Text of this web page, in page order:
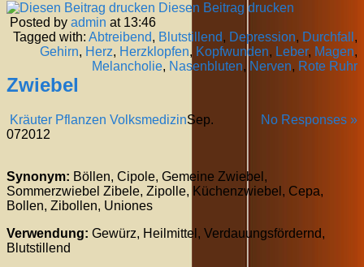
Diesen Beitrag drucken
Posted by admin at 13:46
Tagged with: Abtreibend, Blutstillend, Depression, Durchfall ,
Gehirn, Herz, Herzklopfen, Kopfwunden, Leber, Magen,
Melancholie, Nasenbluten, Nerven, Rote Ruhr
Zwiebel
Kräuter Pflanzen Volksmedizin No Responses »
Sep.
072012
Synonym: Böllen, Cipole, Gemeine Zwiebel,
Sommerzwiebel Zibele, Zipolle, Küchenzwiebel, Cepa,
Bollen, Zibollen, Uniones
Verwendung: Gewürz, Heilmittel, Verdauungsfördernd,
Blutstillend